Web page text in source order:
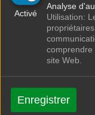
Activé
Analyse
Utilisation:
comprendre
site Web.
Enregistrer
2 rue Jean
Malakoff Cedex
Tel : 01 46 56 31
NOS HORAIRES